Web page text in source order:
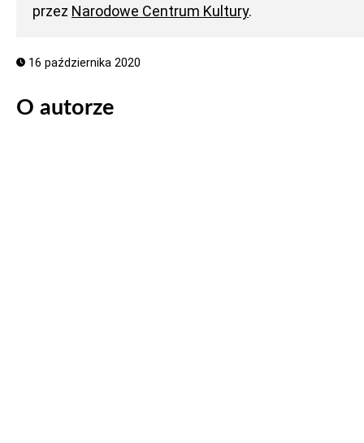
przez Narodowe Centrum Kultury.
16 października 2020
O autorze